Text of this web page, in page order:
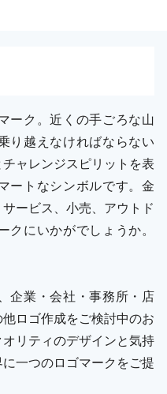
ーク。近くの手ごろな山
り越えなければならない
ャレンジスピリットを表
ートなシンボルです。金
ービス、小売、アウトド
にいかがでしょうか。
企業・会社・事務所・店
ロゴ作成をご検討中のお
リティのデザインと気持
一つのロゴマークをご提